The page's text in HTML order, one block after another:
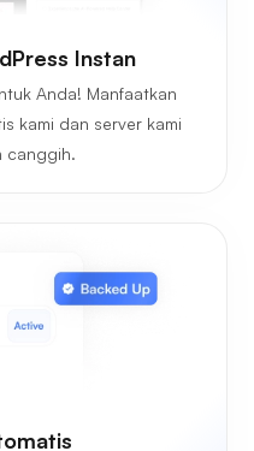
Instan
Anda! Manfaatkan
kami dan server kami
canggih.